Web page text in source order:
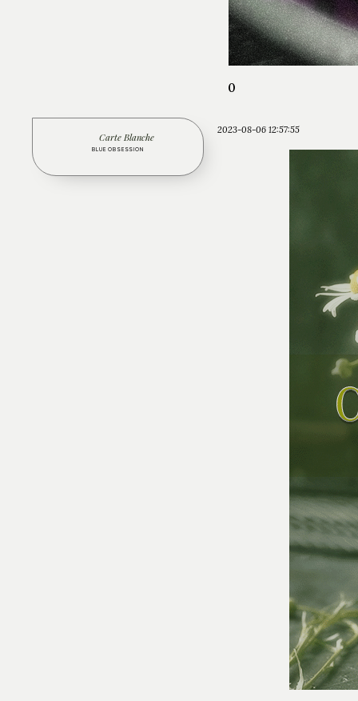
0
2023-08-06 12:57:55
Carte Blanche
BLUE OBSESSION